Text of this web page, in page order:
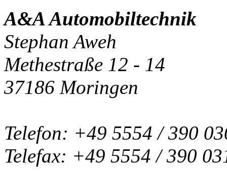
A&A Automobiltechnik
Stephan Aweh
Methestraße 12 - 14
37186 Moringen
Telefon: +49 5554 / 390
Telefax: +49 5554 / 390